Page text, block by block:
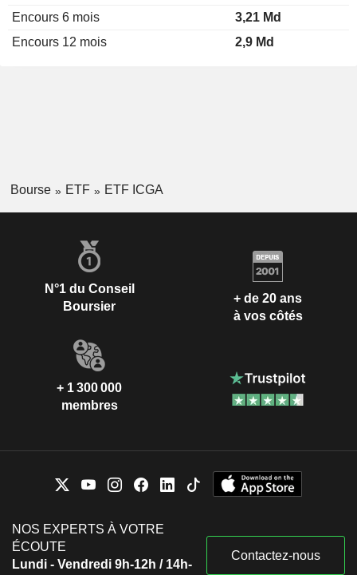
Encours 6 mois
3,21 Md
Encours 12 mois
2,9 Md
Bourse ETF ETF ICGA
N°1 du Conseil
Boursier
+ de 20 ans
à vos côtés
+ 1 300 000
membres
NOS EXPERTS À VOTRE
ÉCOUTE
Lundi - Vendredi 9h-12h / 14h-
Contactez-nous